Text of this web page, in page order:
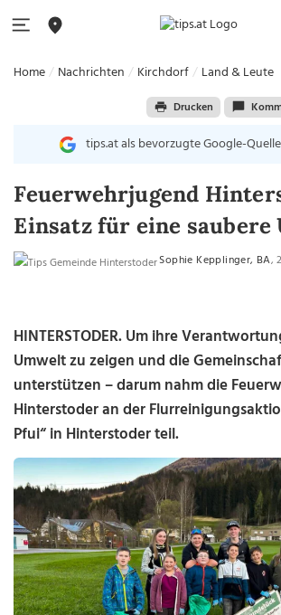
Home Nachrichten Kirchdorf Land & Leute
Drucken
tips.at als bevorzugte Google-
Feuerwehrjugend
Einsatz für eine saubere
Sophie Kepplinger, BA,
HINTERSTODER. Um ihre
Umwelt zu zeigen und die
unterstützen – darum nahm die
Hinterstoder an der
Pfui“ in Hinterstoder teil.